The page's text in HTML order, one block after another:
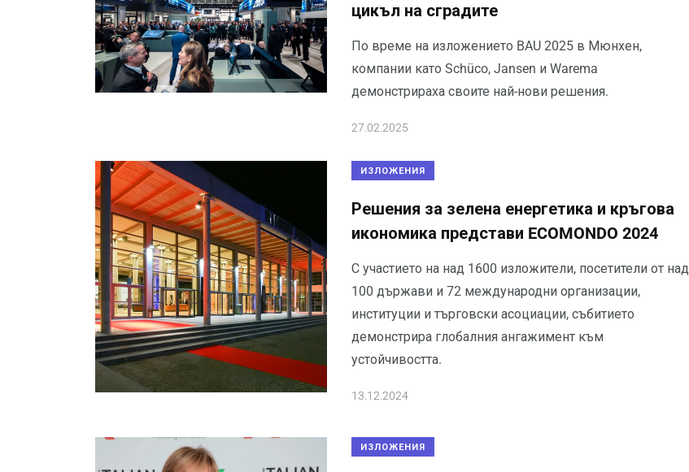
цикъл на сградите
По време на изложението BAU 2025 в Мюнхен,
компании като Schüco, Jansen и Warema
демонстрираха своите най-нови решения.
27.02.2025
ИЗЛОЖЕНИЯ
Решения за зелена енергетика и кръгова
икономика представи ECOMONDO 2024
С участието на над 1600 изложители, посетители от над
100 държави и 72 международни организации,
институции и търговски асоциации, събитието
демонстрира глобалния ангажимент към
устойчивостта.
13.12.2024
ИЗЛОЖЕНИЯ